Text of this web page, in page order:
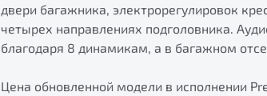
двери багажника, электрорегулировок
четырех направлениях подголовника.
благодаря 8 динамикам, а в багажном
Цена обновленной модели в исполнении